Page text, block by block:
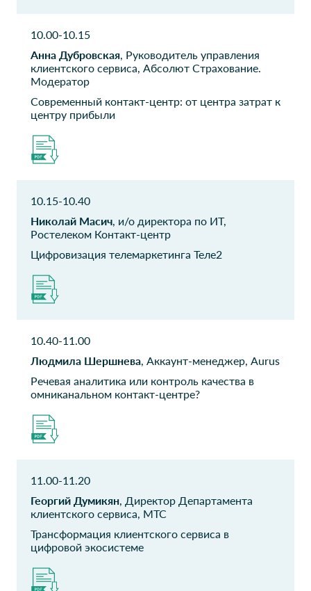
Гранель
ГЛОНАСС
Директор департамента
Ренессанс кредит
Благосостояние
Системный аналитик
Издательство
Руководитель в ИТ
подразделения
проектами
Бенефит Консалт
CBDO
ПАО СК Росгосстрах
Директор департамента
взаимоотношениями с
клиентами
Начальник управления
Росгосстрах
Руководитель проектов
Санкт-
Петербургская
Международная
Товарно-сырьевая
Биржа
Руководитель Центра ИТ и
ООО Ай Эйч Пи
Апплаенсес Сейлс
Руководитель Отдела по
10.00-10.15
Анна Дубровская , Руководитель управления
клиентского сервиса, Абсолют Страхование.
Модератор
Современный контакт-центр: от центра затрат к
центру прибыли
10.15-10.40
Николай Масич , и/о директора по ИТ,
Ростелеком Контакт-центр
Цифровизация телемаркетинга Теле2
10.40-11.00
Людмила Шершнева , Аккаунт-менеджер, Aurus
Речевая аналитика или контроль качества в
омниканальном контакт-центре?
11.00-11.20
Георгий Думикян , Директор Департамента
клиентского сервиса, МТС
Трансформация клиентского сервиса в
цифровой экосистеме